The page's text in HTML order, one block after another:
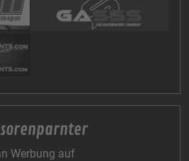
Werbung auf